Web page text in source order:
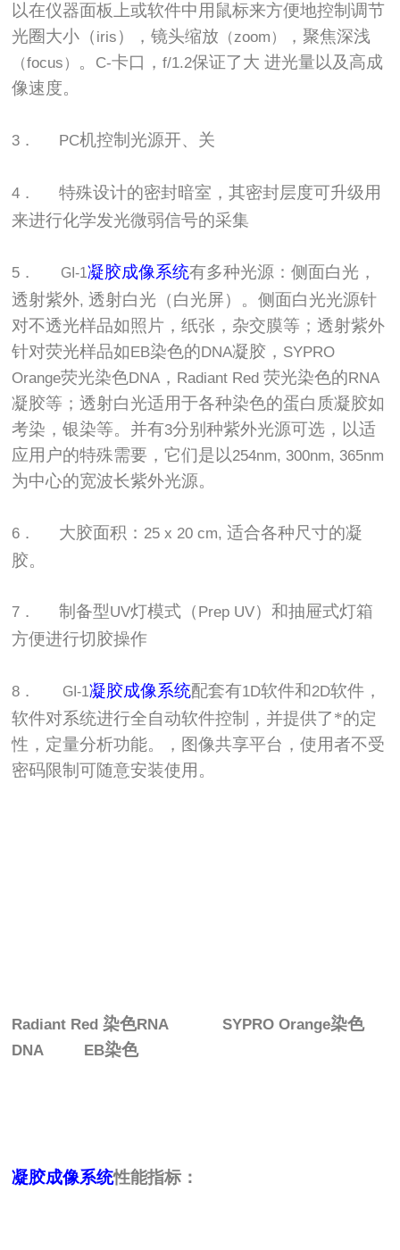
以在仪器面板上或软件中用鼠标来方便地控制调节
光圈大小（ iris ），镜头缩放 （zoom） ，聚焦深浅
（focus） 。 C-卡口，f/1.2保证了大 进光量以及高成
像速度。
3． PC机控制光源开、关
4．
特殊设计的密封暗室，其密封层度可升级用
来进行化学发光微弱信号的采集
5． GI-1凝胶成像系统有多种光源：侧面白光，
透射紫外,透射白光（白光屏）。侧面白光光源针
对不透光样品如照片，纸张，杂交膜等；透射紫外
针对荧光样品如EB染色的DNA凝胶， SYPRO
Orange荧光染色DNA ， Radiant Red荧光染色的RNA
凝胶等；透射白光适用于各种染色的蛋白质凝胶如
考染，银染等。并有3分别种紫外光源可选，以适
应用户的特殊需要，它们是以254nm, 300nm, 365nm
为中心的宽波长紫外光源。
6． 大胶面积： 25 x 20 cm,适合各种尺寸的凝
胶。
7． 制备型UV灯模式（ Prep UV）和抽屉式灯箱
方便进行切胶操作
8． GI-1凝胶成像系统配套有1D软件和2D软件，
软件对系统进行全自动软件控制，并提供了*的定
性，定量分析功能。，图像共享平台，使用者不受
密码限制可随意安装使用。
Radiant Red染色RNA SYPRO Orange染色
DNA EB染色
凝胶成像系统性能指标：